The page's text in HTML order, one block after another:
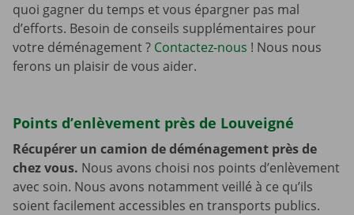
quoi gagner du temps et vous épargner pas mal
d’efforts. Besoin de conseils supplémentaires pour
votre déménagement ? Contactez-nous ! Nous nous
ferons un plaisir de vous aider.
Points d’enlèvement près de Louveigné
Récupérer un camion de déménagement près de
chez vous. Nous avons choisi nos points d’enlèvement
avec soin. Nous avons notamment veillé à ce qu’ils
soient facilement accessibles en transports publics.